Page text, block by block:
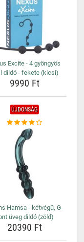
Excite - 4 gyöngyös
dildó - fekete (kicsi)
9990 Ft
ÚJDONSÁG
Hamsa - kétvégű, G-
üveg dildó (zöld)
20390 Ft